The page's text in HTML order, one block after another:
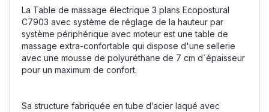
La Table de massage électrique 3 plans Ecopostural
C7903 avec système de réglage de la hauteur par
système périphérique avec moteur est une table de
massage extra-confortable qui dispose d'une sellerie
avec une mousse de polyuréthane de 7 cm d´épaisseur
pour un maximum de confort.
Sa structure fabriquée en tube d’acier laqué avec